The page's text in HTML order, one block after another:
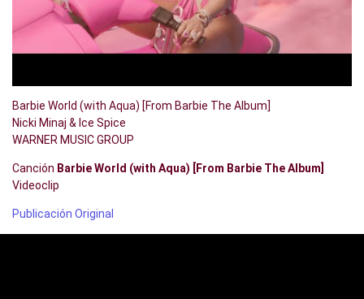
Barbie World (with Aqua) [From Barbie The Album]
Nicki Minaj & Ice Spice
WARNER MUSIC GROUP
Canción Barbie World (with Aqua) [From Barbie The Album]
Videoclip
Publicación Original